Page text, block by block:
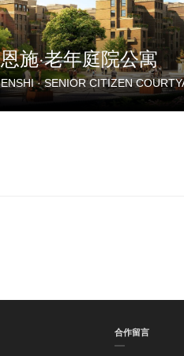
恩施·老年庭院公寓
合作留言